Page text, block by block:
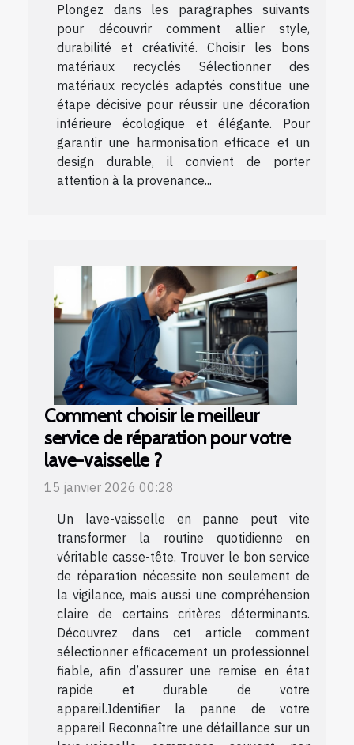
Plongez dans les paragraphes suivants
pour découvrir comment allier style,
durabilité et créativité. Choisir les bons
matériaux recyclés Sélectionner des
matériaux recyclés adaptés constitue une
étape décisive pour réussir une décoration
intérieure écologique et élégante. Pour
garantir une harmonisation efficace et un
design durable, il convient de porter
attention à la provenance...
Comment choisir le meilleur
service de réparation pour votre
lave-vaisselle ?
15 janvier 2026 00:28
Un lave-vaisselle en panne peut vite
transformer la routine quotidienne en
véritable casse-tête. Trouver le bon service
de réparation nécessite non seulement de
la vigilance, mais aussi une compréhension
claire de certains critères déterminants.
Découvrez dans cet article comment
sélectionner efficacement un professionnel
fiable, afin d’assurer une remise en état
rapide et durable de votre
appareil.Identifier la panne de votre
appareil Reconnaître une défaillance sur un